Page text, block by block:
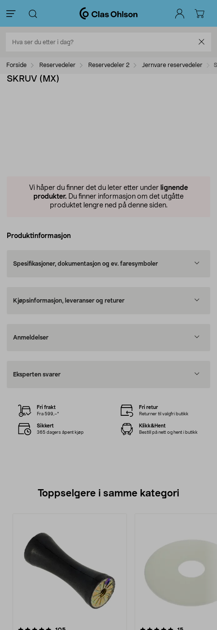
Forside Reservedeler Reservedeler 2 Jernvare reservedeler
SKRUV (MX)
Vi håper du finner det du leter etter under lignende
produkter. Du finner informasjon om det utgåtte
produktet lengre ned på denne siden.
Produktinformasjon
Spesifikasjoner, dokumentasjon og ev. faresymboler
Kjøpsinformasjon, leveranser og returer
Anmeldelser
Eksperten svarer
Fri frakt
Fra 599,–*
Fri retur
Returner til valgfri butikk
Sikkert
365 dagers åpent kjøp
Klikk&Hent
Bestill på nett og hent i butikk
Toppselgere i samme kategori